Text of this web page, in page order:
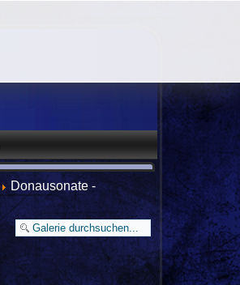
Donausonate -